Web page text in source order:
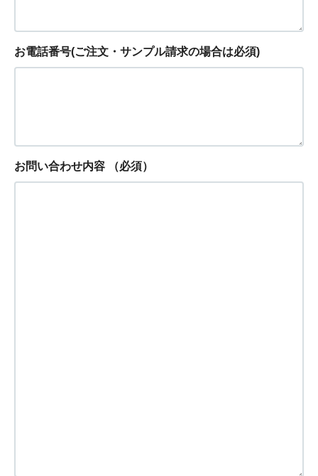
お電話番号(ご注文・サンプル請求の場合は必須)
お問い合わせ内容 （必須）